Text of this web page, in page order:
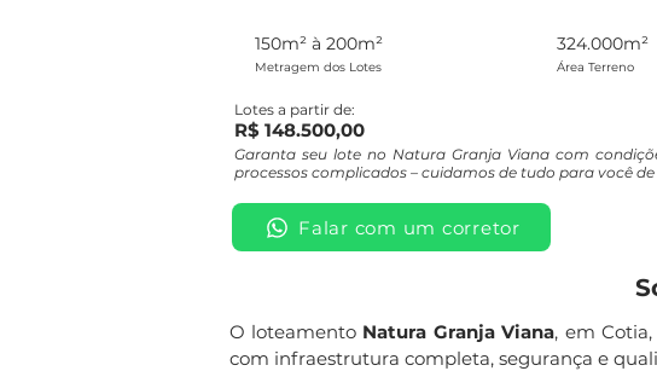
150m² à 200m² 324.000m²
Metragem dos Lotes Área Terreno
Lotes a partir de:
R$ 148.500,00
Garanta seu lote no Natura Granja Viana com
processos complicados – cuidamos de tudo para você
Falar com um corretor
O loteamento Natura Granja Viana, em
com infraestrutura completa, segurança e